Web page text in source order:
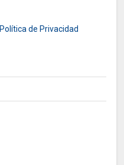
Política de Privacidad